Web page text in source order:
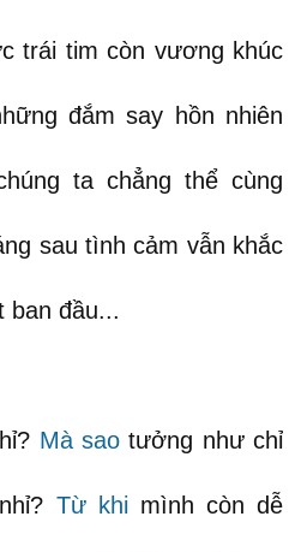
trái tim còn vương khúc
đắm say hồn nhiên
ta chẳng thể cùng
sau tình cảm vẫn khắc
ban đầu...
Mà sao tưởng như chỉ
Từ khi mình còn dễ